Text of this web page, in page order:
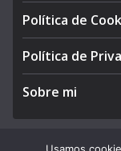
Política de
Política de
Sobre mi